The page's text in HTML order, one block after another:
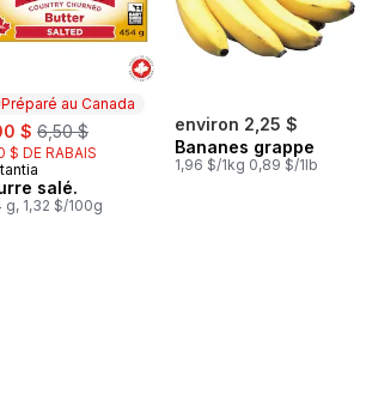
Préparé au Canada
$ , formerly:
6,50 $
$ DE RABAIS
au Canada
salé.
g, 1,32 $/100g
environ 2,25 $
Bananes grappe
1,96 $/1kg 0,89 $/1lb